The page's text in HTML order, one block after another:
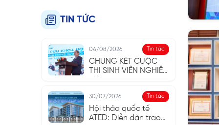
TIN TỨC
04/08/2026 Tin tức
CHUNG KẾT CUỘC
THI SINH VIÊN NGHIÊN
2025 - 2026: KHAI
PHÓNG TƯ DUY, TÔN
VINH SÁNG TẠO
30/07/2026 Tin tức
Hội thảo quốc tế
ATED: Diễn đàn trao